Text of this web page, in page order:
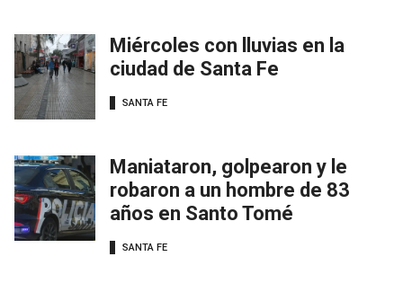
Miércoles con lluvias en la
ciudad de Santa Fe
SANTA FE
Maniataron, golpearon y le
robaron a un hombre de 83
años en Santo Tomé
SANTA FE